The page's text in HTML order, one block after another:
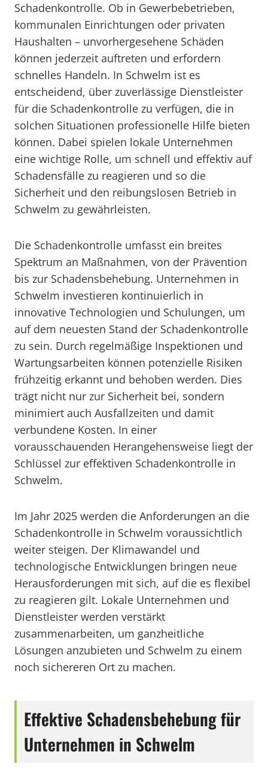
Schadenkontrolle. Ob in Gewerbebetrieben,
kommunalen Einrichtungen oder privaten
Haushalten – unvorhergesehene Schäden
können jederzeit auftreten und erfordern
schnelles Handeln. In Schwelm ist es
entscheidend, über zuverlässige Dienstleister
für die Schadenkontrolle zu verfügen, die in
solchen Situationen professionelle Hilfe bieten
können. Dabei spielen lokale Unternehmen
eine wichtige Rolle, um schnell und effektiv auf
Schadensfälle zu reagieren und so die
Sicherheit und den reibungslosen Betrieb in
Schwelm zu gewährleisten.
Die Schadenkontrolle umfasst ein breites
Spektrum an Maßnahmen, von der Prävention
bis zur Schadensbehebung. Unternehmen in
Schwelm investieren kontinuierlich in
innovative Technologien und Schulungen, um
auf dem neuesten Stand der Schadenkontrolle
zu sein. Durch regelmäßige Inspektionen und
Wartungsarbeiten können potenzielle Risiken
frühzeitig erkannt und behoben werden. Dies
trägt nicht nur zur Sicherheit bei, sondern
minimiert auch Ausfallzeiten und damit
verbundene Kosten. In einer
vorausschauenden Herangehensweise liegt der
Schlüssel zur effektiven Schadenkontrolle in
Schwelm.
Im Jahr 2025 werden die Anforderungen an die
Schadenkontrolle in Schwelm voraussichtlich
weiter steigen. Der Klimawandel und
technologische Entwicklungen bringen neue
Herausforderungen mit sich, auf die es flexibel
zu reagieren gilt. Lokale Unternehmen und
Dienstleister werden verstärkt
zusammenarbeiten, um ganzheitliche
Lösungen anzubieten und Schwelm zu einem
noch sichereren Ort zu machen.
Effektive Schadensbehebung für
Unternehmen in Schwelm